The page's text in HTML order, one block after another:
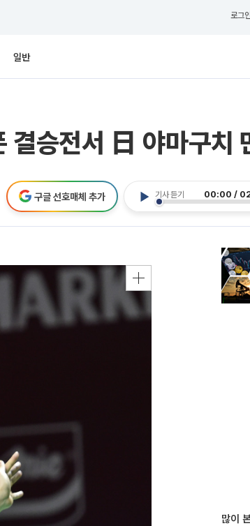
로그인
일반
승전서 日 야마구치
기사 듣기 00:00 /
구글 선호매체 추가
많이